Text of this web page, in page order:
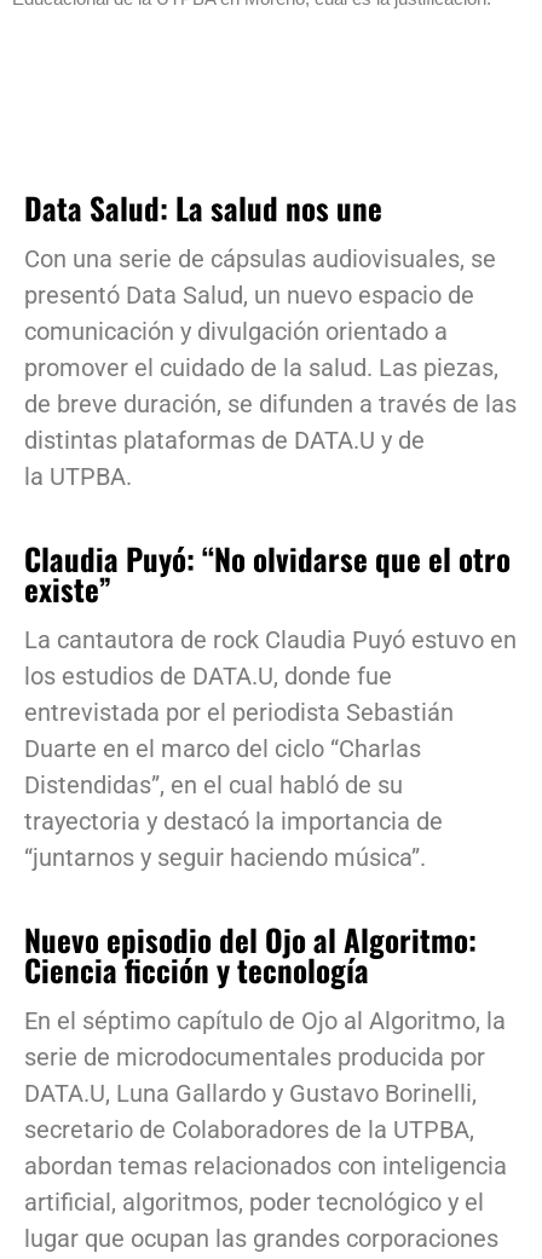
Data Salud: La salud nos une
Con una serie de cápsulas audiovisuales, se
presentó Data Salud, un nuevo espacio de
comunicación y divulgación orientado a
promover el cuidado de la salud. Las piezas,
de breve duración, se difunden a través de las
distintas plataformas de DATA.U y de
la UTPBA.
Claudia Puyó: “No olvidarse que el otro
existe”
La cantautora de rock Claudia Puyó estuvo en
los estudios de DATA.U, donde fue
entrevistada por el periodista Sebastián
Duarte en el marco del ciclo “Charlas
Distendidas”, en el cual habló de su
trayectoria y destacó la importancia de
“juntarnos y seguir haciendo música”.
Nuevo episodio del Ojo al Algoritmo:
Ciencia ficción y tecnología
En el séptimo capítulo de Ojo al Algoritmo, la
serie de microdocumentales producida por
DATA.U, Luna Gallardo y Gustavo Borinelli,
secretario de Colaboradores de la UTPBA,
abordan temas relacionados con inteligencia
artificial, algoritmos, poder tecnológico y el
lugar que ocupan las grandes corporaciones